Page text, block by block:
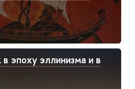
эпоху эллинизма и в